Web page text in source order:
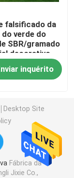
falsificado da
do verde do
SBR/gramado
decorativo
para 30mm
inquérito
Desktop Site
Fábrica da
Jixie Co.,